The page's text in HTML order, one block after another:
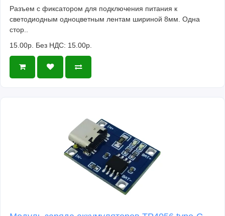
Разъем с фиксатором для подключения питания к
светодиодным одноцветным лентам шириной 8мм. Одна
стор..
15.00р. Без НДС: 15.00р.